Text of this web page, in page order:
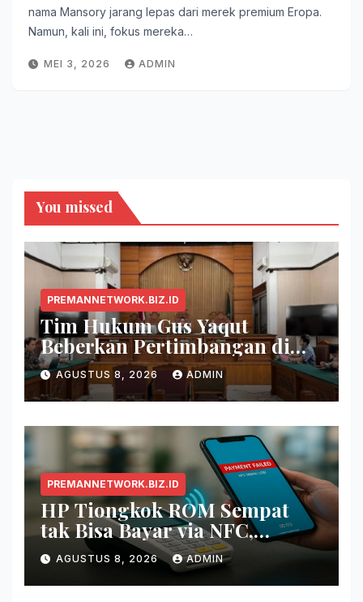
nama Mansory jarang lepas dari merek premium Eropa.
Namun, kali ini, fokus mereka…
MEI 3, 2026 ADMIN
You missed
PREMANNETWORK.BIZ.ID
Tim Hukum Gus Yaqut
Beberkan Pertimbangan di
Balik Pembagian Tambahan
Kuota Haji 2024
AGUSTUS 8, 2026 ADMIN
PREMANNETWORK.BIZ.ID
HP Tiongkok ROM Sempat
tak Bisa Bayar via NFC,
Google Wallet Disorot
AGUSTUS 8, 2026 ADMIN